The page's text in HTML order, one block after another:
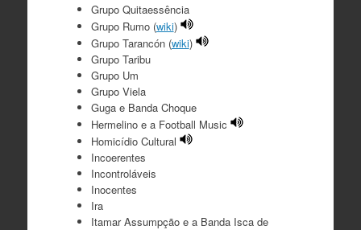
Grupo Quitaessência
Grupo Rumo (wiki)
Grupo Tarancón (wiki)
Grupo Taribu
Grupo Um
Grupo Viela
Guga e Banda Choque
Hermelino e a Football Music
Homicídio Cultural
Incoerentes
Incontroláveis
Inocentes
Ira
Itamar Assumpção e a Banda Isca de